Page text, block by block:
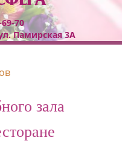
70
Памирская 3А
зала